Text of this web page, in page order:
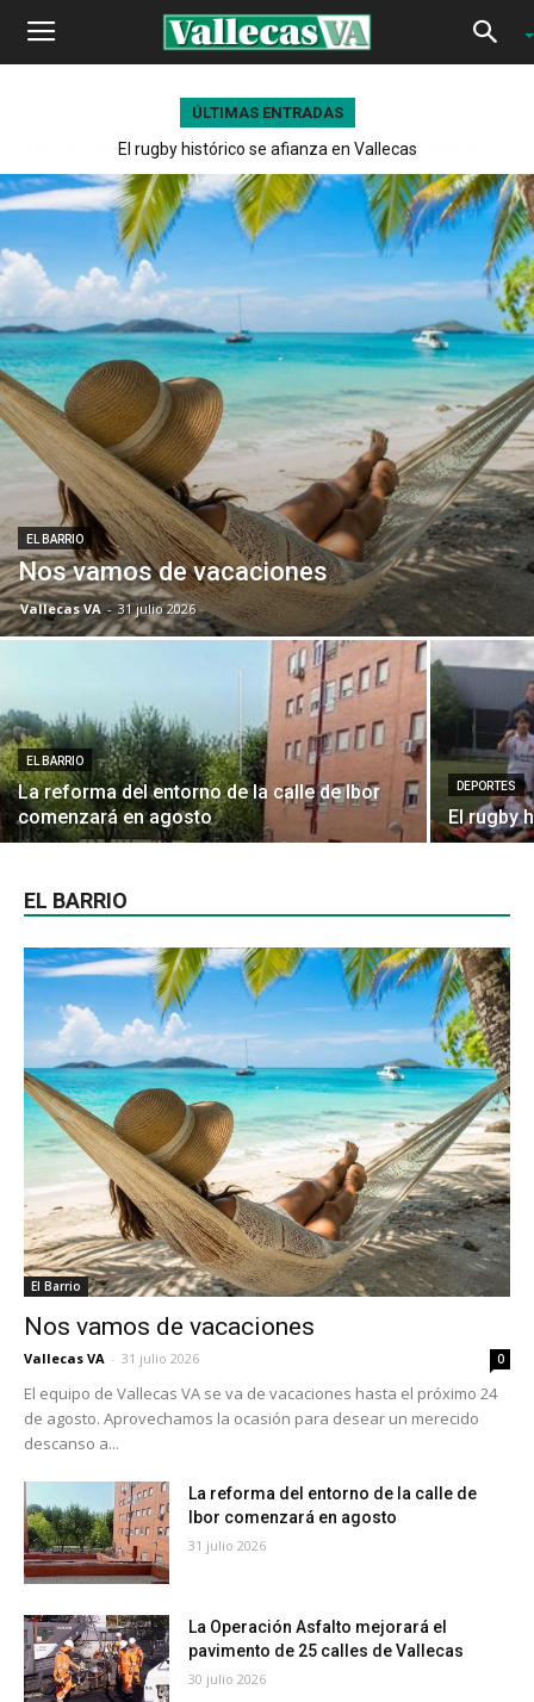
ÚLTIMAS ENTRADAS
El rugby histórico se afianza en Vallecas
EL BARRIO
Nos vamos de vacaciones
Vallecas VA - 31 julio 2026
EL BARRIO
La reforma del entorno de la calle de Ibor
comenzará en agosto
DEPORTES
El rugby
EL BARRIO
El Barrio
Nos vamos de vacaciones
Vallecas VA - 31 julio 2026 0
El equipo de Vallecas VA se va de vacaciones hasta el próximo 24
de agosto. Aprovechamos la ocasión para desear un merecido
descanso a...
La reforma del entorno de la calle de
Ibor comenzará en agosto
31 julio 2026
La Operación Asfalto mejorará el
pavimento de 25 calles de Vallecas
30 julio 2026